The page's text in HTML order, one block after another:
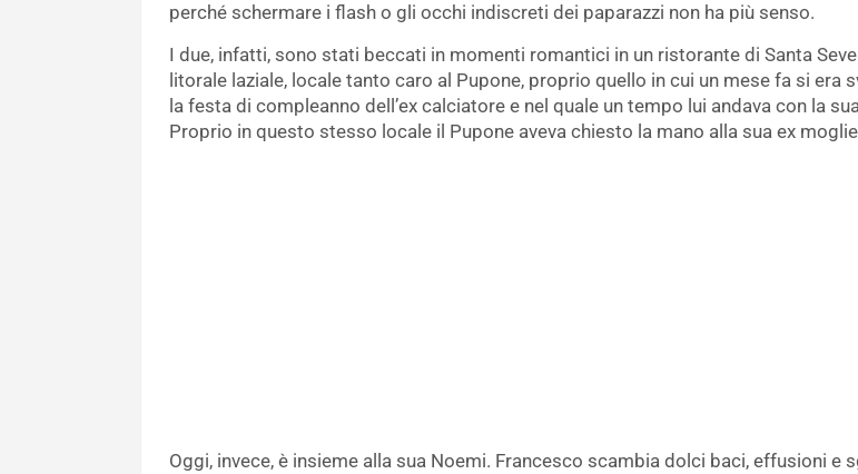
perché schermare i flash o gli occhi indiscreti dei paparazzi non ha più senso.
I due, infatti, sono stati beccati in momenti romantici in un ristorante di Santa
litorale laziale, locale tanto caro al Pupone, proprio quello in cui un mese fa si era
la festa di compleanno dell’ex calciatore e nel quale un tempo lui andava con la
Proprio in questo stesso locale il Pupone aveva chiesto la mano alla sua ex
Oggi, invece, è insieme alla sua Noemi. Francesco scambia dolci baci, effusioni e